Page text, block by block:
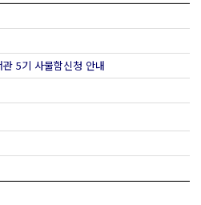
5기 사물함신청 안내